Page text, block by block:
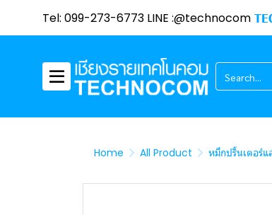
Tel: 099-273-6773 LINE :@technocom
Home All Product หมึกปริ้นเตอร์แ